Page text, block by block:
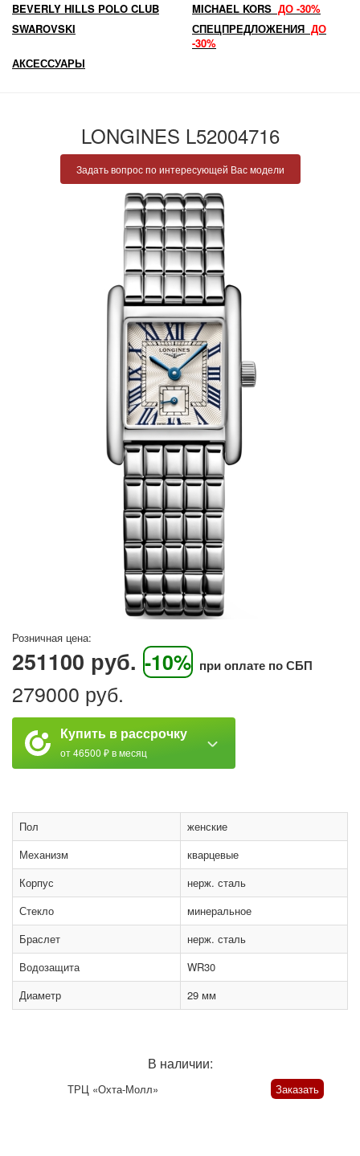
BEVERLY HILLS POLO CLUB
MICHAEL KORS ДО -30%
SWAROVSKI
СПЕЦПРЕДЛОЖЕНИЯ ДО
-30%
АКСЕССУАРЫ
LONGINES L52004716
Задать вопрос по интересующей Вас модели
Розничная цена:
251100 руб. -10% при оплате по СБП
279000 руб.
Купить в рассрочку
от 46500 ₽ в месяц
Пол
женские
Механизм
кварцевые
Корпус
нерж. сталь
Стекло
минеральное
Браслет
нерж. сталь
Водозащита
WR30
Диаметр
29 мм
В наличии:
ТРЦ «Охта-Молл» Заказать